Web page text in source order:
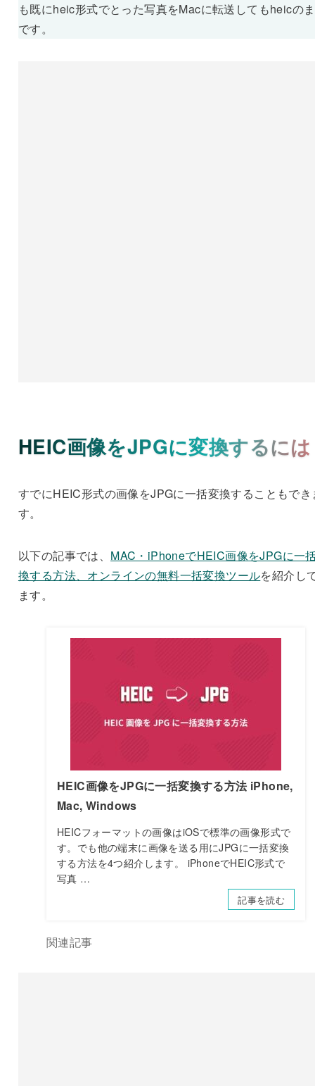
も既にheic形式でとった写真をMacに転送してもheicの
です。
HEIC画像をJPGに変換するに
すでにHEIC形式の画像をJPGに一括変換することもでき
す。
以下の記事では、 MAC・iPhoneでHEIC画像をJPGに一
換する方法、オンラインの無料一括変換ツールを紹介し
ます。
HEIC画像をJPGに一括変換する方法 iPhone,
Mac, Windows
HEICフォーマットの画像はiOSで標準の画像形式で
す。でも他の端末に画像を送る用にJPGに一括変換
する方法を4つ紹介します。 iPhoneでHEIC形式で
写真 …
記事を読む
関連記事